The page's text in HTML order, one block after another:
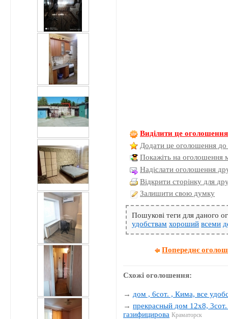
Виділити це оголошення
Додати це оголошення до
Покажіть на оголошення
Надіслати оголошення
Відкрити сторінку для
Залишити свою думку
Пошукові теги для даного
удобствам хороший всеми
Попереднє
Схожі оголошення:
→ дом , 6сот. , Кима, все
→прекрасный дом 12х8,
газифицирова Краматорск